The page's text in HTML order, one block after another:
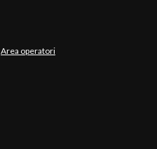
Area operatori